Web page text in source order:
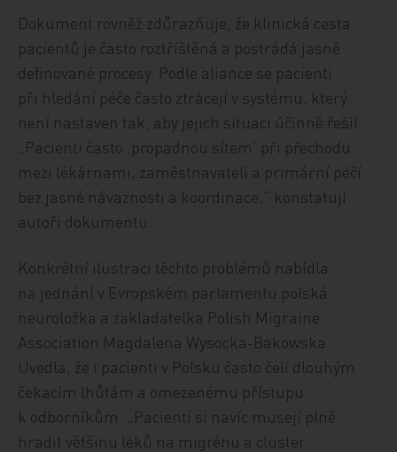
Dokument rovněž zdůrazňuje, že klinická cesta
pacientů je často roztříštěná a postrádá jasně
definované procesy. Podle aliance se pacienti
při hledání péče často ztrácejí v systému, který
není nastaven tak, aby jejich situaci účinně řešil.
„Pacienti často ‚propadnou sítem‘ při přechodu
mezi lékárnami, zaměstnavateli a primární péčí
bez jasné návaznosti a koordinace,“ konstatují
autoři dokumentu.
Konkrétní ilustraci těchto problémů nabídla
na jednání v Evropském parlamentu polská
neuroložka a zakladatelka Polish Migraine
Association Magdalena Wysocka-Bakowska.
Uvedla, že i pacienti v Polsku často čelí dlouhým
čekacím lhůtám a omezenému přístupu
k odborníkům. „Pacienti si navíc musejí plně
hradit většinu léků na migrénu a cluster